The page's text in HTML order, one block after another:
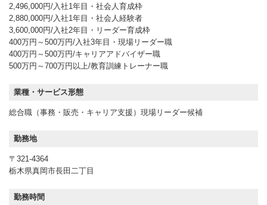
2,496,000円/入社1年目・社会人育成枠
2,880,000円/入社1年目・社会人経験者
3,600,000円/入社2年目・リーダー育成枠
400万円～500万円/入社3年目・現場リーダー職
400万円～500万円/キャリアアドバイザー職
500万円～700万円以上/教育訓練トレーナー職
業種・サービス形態
総合職（事務・販売・キャリア支援）現場リーダー候補
勤務地
〒321-4364
栃木県真岡市長田二丁目
勤務時間